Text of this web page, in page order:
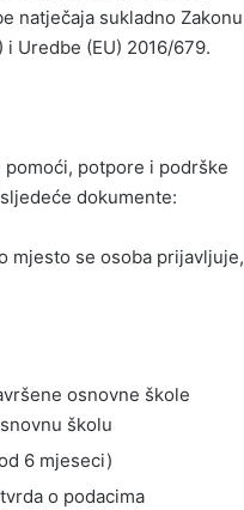
natječaja sukladno Zakonu
Uredbe (EU) 2016/679.
potpore i podrške
dokumente:
mjesto se osoba prijavljuje,
osnovne škole
školu
6 mjeseci)
o podacima